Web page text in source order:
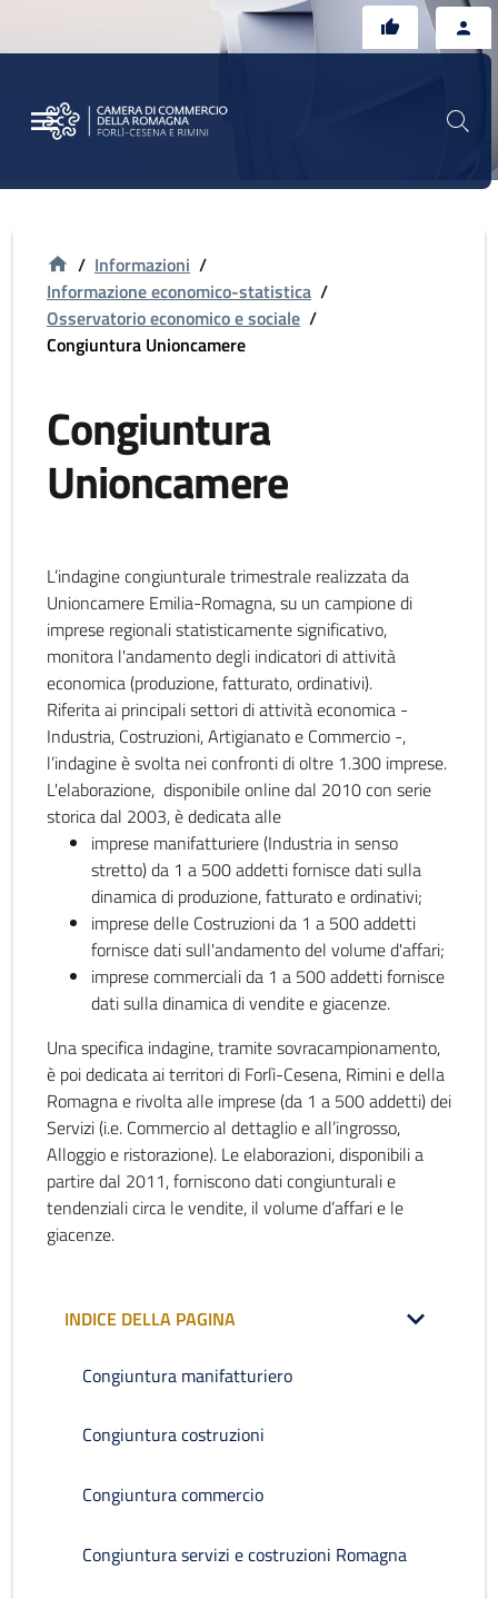
/ Informazioni /
Informazione economico-statistica /
Osservatorio economico e sociale /
Congiuntura Unioncamere
Congiuntura
Unioncamere
L’indagine congiunturale trimestrale realizzata da
Unioncamere Emilia-Romagna, su un campione di
imprese regionali statisticamente significativo,
monitora l'andamento degli indicatori di attività
economica (produzione, fatturato, ordinativi).
Riferita ai principali settori di attività economica -
Industria, Costruzioni, Artigianato e Commercio -,
l’indagine è svolta nei confronti di oltre 1.300 imprese.
L'elaborazione, disponibile online dal 2010 con serie
storica dal 2003, è dedicata alle
imprese manifatturiere (Industria in senso
stretto) da 1 a 500 addetti fornisce dati sulla
dinamica di produzione, fatturato e ordinativi;
imprese delle Costruzioni da 1 a 500 addetti
fornisce dati sull'andamento del volume d'affari;
imprese commerciali da 1 a 500 addetti fornisce
dati sulla dinamica di vendite e giacenze.
Una specifica indagine, tramite sovracampionamento,
è poi dedicata ai territori di Forlì-Cesena, Rimini e della
Romagna e rivolta alle imprese (da 1 a 500 addetti) dei
Servizi (i.e. Commercio al dettaglio e all’ingrosso,
Alloggio e ristorazione). Le elaborazioni, disponibili a
partire dal 2011, forniscono dati congiunturali e
tendenziali circa le vendite, il volume d’affari e le
giacenze.
INDICE DELLA PAGINA
Congiuntura manifatturiero
Congiuntura costruzioni
Congiuntura commercio
Congiuntura servizi e costruzioni Romagna